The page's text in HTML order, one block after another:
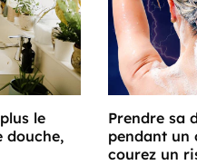
le
douche,
Prendre sa
pendant un
courez un